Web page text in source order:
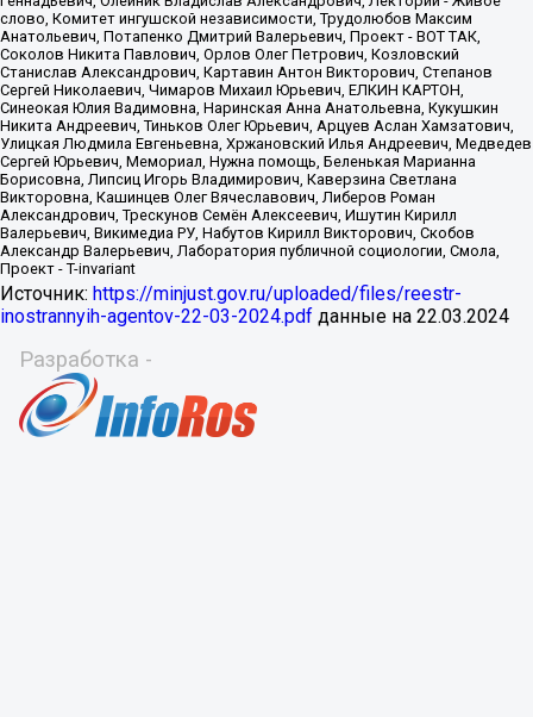
Источник: https://minjust.gov.ru/uploaded/files/reestr-
inostrannyih-agentov-22-03-2024.pdf данные на 22.03.2024
Разработка -